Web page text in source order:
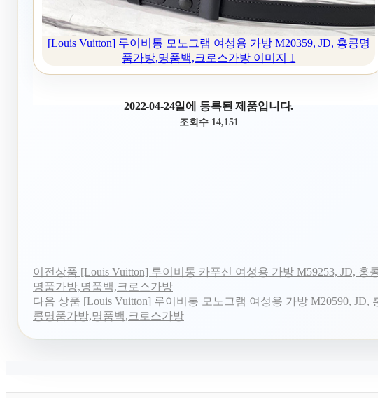
[Louis Vuitton] 루이비통 모노그램 여성용 가방 M20359, JD, 홍콩명
품가방,명품백,크로스가방 이미지 1
2022-04-24일에 등록된 제품입니다.
조회수 14,151
이전상품 [Louis Vuitton] 루이비통 카푸신 여성용 가방 M59253, JD, 홍
명품가방,명품백,크로스가방
다음 상품 [Louis Vuitton] 루이비통 모노그램 여성용 가방 M20590, JD,
콩명품가방,명품백,크로스가방